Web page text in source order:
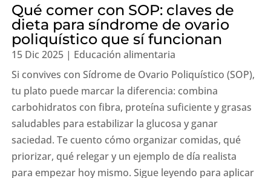
Qué comer con SOP: claves de
dieta para síndrome de ovario
poliquístico que sí funcionan
15 Dic 2025 | Educación alimentaria
Si convives con Sídrome de Ovario Poliquístico (SOP),
tu plato puede marcar la diferencia: combina
carbohidratos con fibra, proteína suficiente y grasas
saludables para estabilizar la glucosa y ganar
saciedad. Te cuento cómo organizar comidas, qué
priorizar, qué relegar y un ejemplo de día realista
para empezar hoy mismo. Sigue leyendo para aplicar